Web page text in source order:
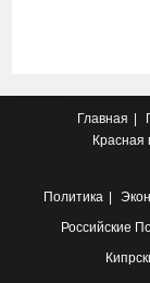
Главная
Красная
Политика
Российские